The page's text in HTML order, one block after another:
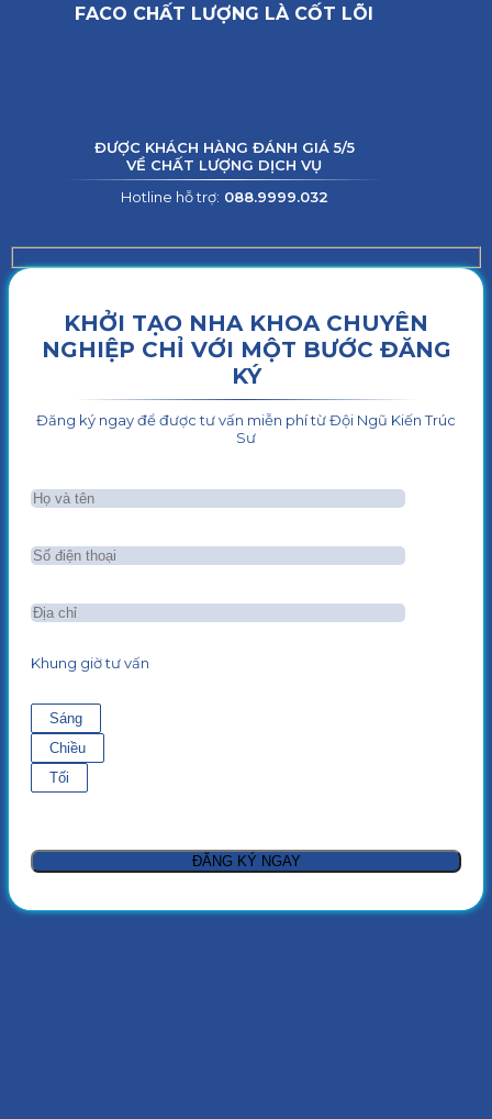
FACO CHẤT LƯỢNG LÀ CỐT LÕI
ĐƯỢC KHÁCH HÀNG ĐÁNH GIÁ 5/5
VỀ CHẤT LƯỢNG DỊCH VỤ
Hotline hỗ trợ: 088.9999.032
KHỞI TẠO NHA KHOA CHUYÊN
NGHIỆP CHỈ VỚI MỘT BƯỚC ĐĂNG
KÝ
Đăng ký ngay để được tư vấn miễn phí từ Đội Ngũ Kiến Trúc
Sư
Khung giờ tư vấn
Sáng
Chiều
Tối